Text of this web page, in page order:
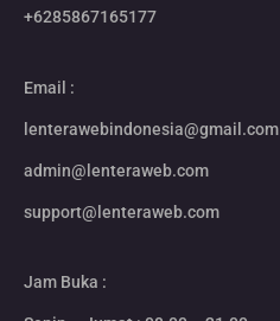
+6285867165177
Email :
lenterawebindonesia@gmail.com
admin@lenteraweb.com
support@lenteraweb.com
Jam Buka :